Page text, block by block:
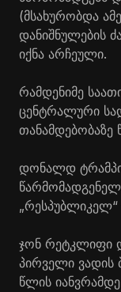
(მსახურობდა
დანიშნულების
იქნა არჩეული.
რამდენიმე
ცენტრალური
თანამდებობაზე
დონალდ ტრამპი
ჯონ რეტკლიფი
პირველი ვადის
წლის